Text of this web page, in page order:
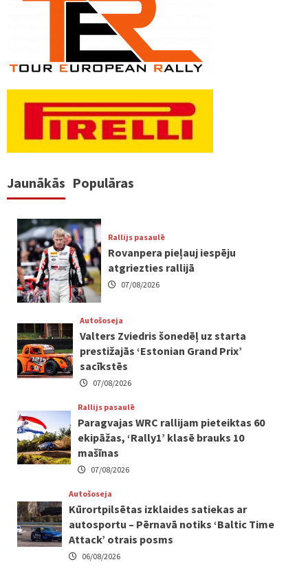
Jaunākās Populāras
Rallijs pasaulē
Rovanpera pieļauj iespēju
atgriezties rallijā
07/08/2026
Autošoseja
Valters Zviedris šonedēļ uz starta
prestižajās ‘Estonian Grand Prix’
sacīkstēs
07/08/2026
Rallijs pasaulē
Paragvajas WRC rallijam pieteiktas 60
ekipāžas, ‘Rally1’ klasē brauks 10
mašīnas
07/08/2026
Autošoseja
Kūrortpilsētas izklaides satiekas ar
autosportu – Pērnavā notiks ‘Baltic Time
Attack’ otrais posms
06/08/2026